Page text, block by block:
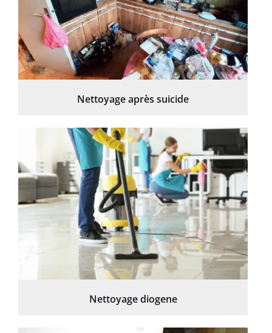
Nettoyage après suicide
Nettoyage diogene